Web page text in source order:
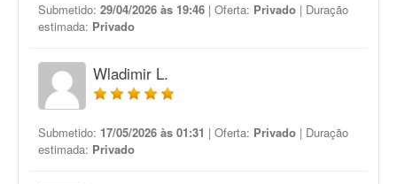
Submetido: 29/04/2026 às 19:46 | Oferta: Privado | Duração
estimada: Privado
Wladimir L.
Submetido: 17/05/2026 às 01:31 | Oferta: Privado | Duração
estimada: Privado